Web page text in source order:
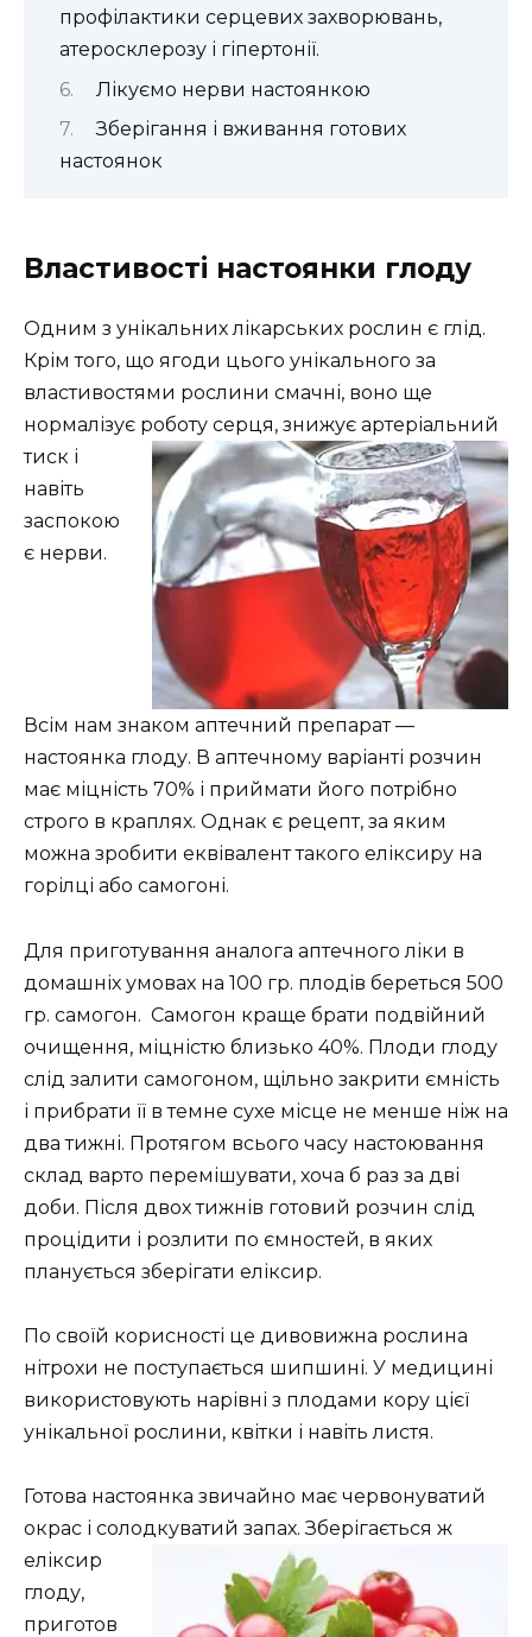
профілактики серцевих захворювань,
атеросклерозу і гіпертонії.
Лікуємо нерви настоянкою
Зберігання і вживання готових
настоянок
Властивості настоянки глоду
Одним з унікальних лікарських рослин є глід.
Крім того, що ягоди цього унікального за
властивостями рослини смачні, воно ще
нормалізує роботу серця, знижує артеріальний
тиск і
навіть
заспокою
є нерви.
Всім нам знаком аптечний препарат —
настоянка глоду. В аптечному варіанті розчин
має міцність 70% і приймати його потрібно
строго в краплях. Однак є рецепт, за яким
можна зробити еквівалент такого еліксиру на
горілці або самогоні.
Для приготування аналога аптечного ліки в
домашніх умовах на 100 гр. плодів береться 500
гр. самогон. Самогон краще брати подвійний
очищення, міцністю близько 40%. Плоди глоду
слід залити самогоном, щільно закрити ємність
і прибрати її в темне сухе місце не менше ніж на
два тижні. Протягом всього часу настоювання
склад варто перемішувати, хоча б раз за дві
доби. Після двох тижнів готовий розчин слід
процідити і розлити по ємностей, в яких
планується зберігати еліксир.
По своїй корисності це дивовижна рослина
нітрохи не поступається шипшині. У медицині
використовують нарівні з плодами кору цієї
унікальної рослини, квітки і навіть листя.
Готова настоянка звичайно має червонуватий
окрас і солодкуватий запах. Зберігається ж
еліксир
глоду,
приготов